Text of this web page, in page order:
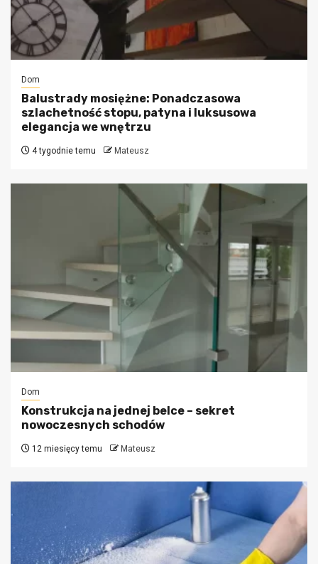
Dom
Balustrady mosiężne: Ponadczasowa
szlachetność stopu, patyna i luksusowa
elegancja we wnętrzu
4 tygodnie temu Mateusz
Dom
Konstrukcja na jednej belce – sekret
nowoczesnych schodów
12 miesięcy temu Mateusz